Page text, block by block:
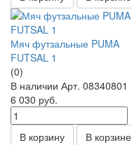
Мяч футзальные PUMA
FUTSAL 1
(0)
В наличии Арт. 08340801
6 030 руб.
В корзину В корзине